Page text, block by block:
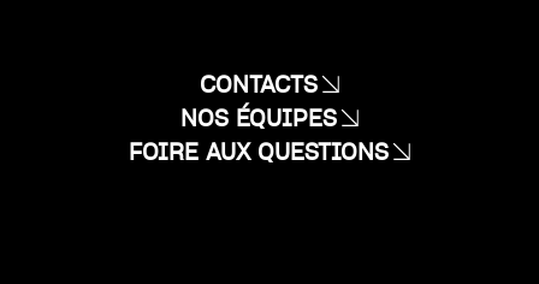
CONTACTS
NOS ÉQUIPES
FOIRE AUX QUESTIONS